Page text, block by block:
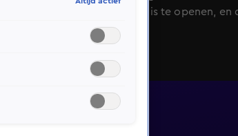
de juiste Kluis te openen,
stellen? Laatste kans, want
van dit seizoen!